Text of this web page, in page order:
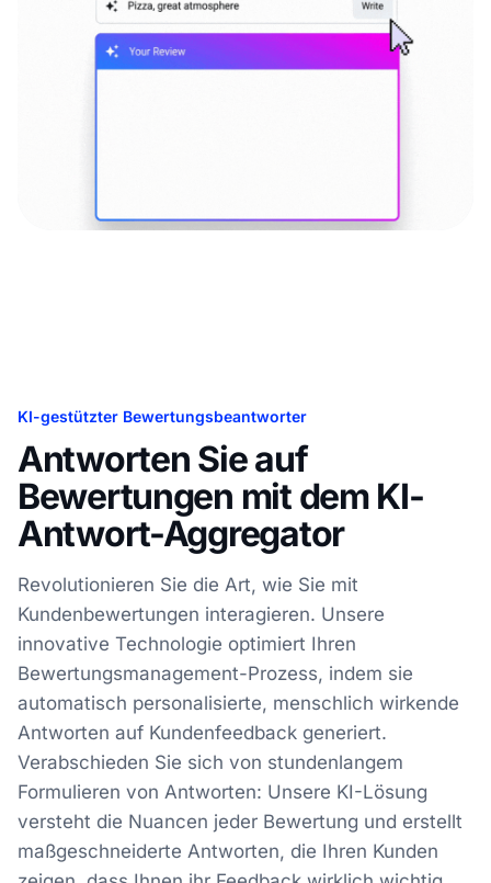
KI-gestützter Bewertungsbeantworter
Antworten Sie auf
Bewertungen mit dem KI-
Antwort-Aggregator
Revolutionieren Sie die Art, wie Sie mit
Kundenbewertungen interagieren. Unsere
innovative Technologie optimiert Ihren
Bewertungsmanagement-Prozess, indem sie
automatisch personalisierte, menschlich wirkende
Antworten auf Kundenfeedback generiert.
Verabschieden Sie sich von stundenlangem
Formulieren von Antworten: Unsere KI-Lösung
versteht die Nuancen jeder Bewertung und erstellt
maßgeschneiderte Antworten, die Ihren Kunden